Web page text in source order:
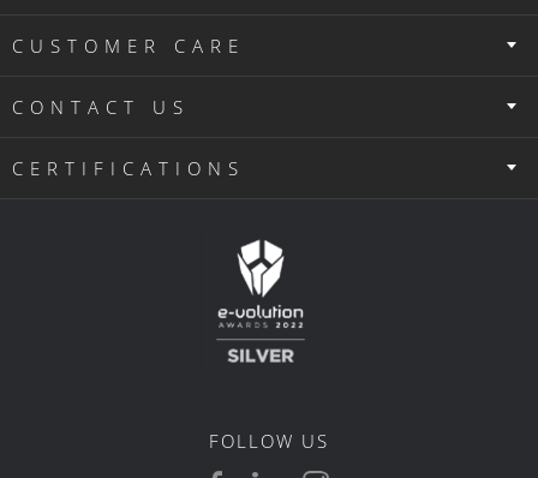
CUSTOMER CARE
CONTACT US
CERTIFICATIONS
FOLLOW US